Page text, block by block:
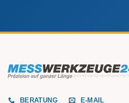
BERATUNG E-MAIL